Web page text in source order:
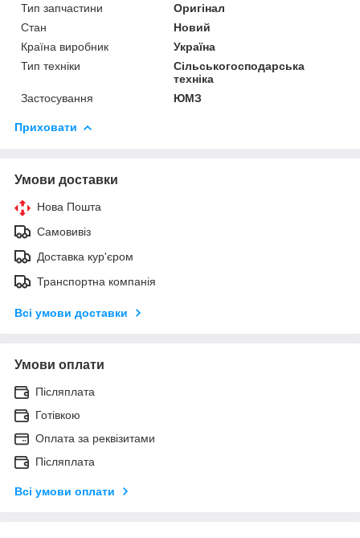
Тип запчастини
Оригінал
Стан
Новий
Країна виробник
Україна
Тип техніки
Сільськогосподарська
техніка
Застосування
ЮМЗ
Приховати
Умови доставки
Нова Пошта
Самовивіз
Доставка кур'єром
Транспортна компанія
Всі умови доставки
Умови оплати
Післяплата
Готівкою
Оплата за реквізитами
Післяплата
Всі умови оплати